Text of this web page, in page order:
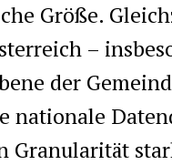
Größe.
–
der
nationale